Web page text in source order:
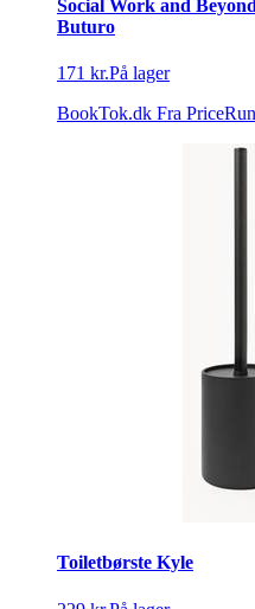
Social Work and
Buturo
171 kr.På lager
BookTok.dk Fra
Toiletbørste Kyle